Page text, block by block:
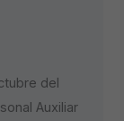
del
Auxiliar